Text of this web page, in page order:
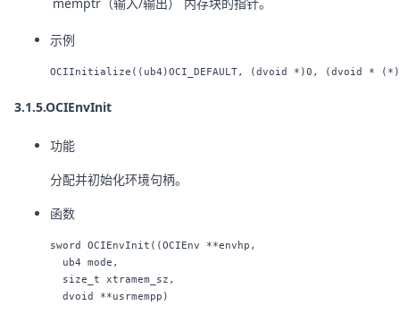
示例
3.1.5.OCIEnvInit
功能
分配并初始化环境句柄。
函数
sword OCIEnvInit((OCIEnv **envhp,
  ub4 mode,
  size_t xtramem_sz,